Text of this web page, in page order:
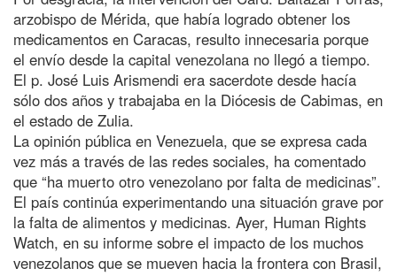
arzobispo de Mérida, que había logrado obtener los
medicamentos en Caracas, resulto innecesaria porque
el envío desde la capital venezolana no llegó a tiempo.
El p. José Luis Arismendi era sacerdote desde hacía
sólo dos años y trabajaba en la Diócesis de Cabimas, en
el estado de Zulia.
La opinión pública en Venezuela, que se expresa cada
vez más a través de las redes sociales, ha comentado
que “ha muerto otro venezolano por falta de medicinas”.
El país continúa experimentando una situación grave por
la falta de alimentos y medicinas. Ayer, Human Rights
Watch, en su informe sobre el impacto de los muchos
venezolanos que se mueven hacia la frontera con Brasil,